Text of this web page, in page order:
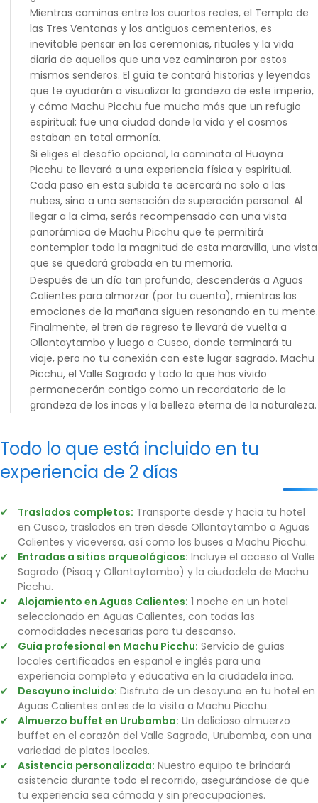
Mientras caminas entre los cuartos reales, el Templo de
las Tres Ventanas y los antiguos cementerios, es
inevitable pensar en las ceremonias, rituales y la vida
diaria de aquellos que una vez caminaron por estos
mismos senderos. El guía te contará historias y leyendas
que te ayudarán a visualizar la grandeza de este imperio,
y cómo Machu Picchu fue mucho más que un refugio
espiritual; fue una ciudad donde la vida y el cosmos
estaban en total armonía.
Si eliges el desafío opcional, la caminata al Huayna
Picchu te llevará a una experiencia física y espiritual.
Cada paso en esta subida te acercará no solo a las
nubes, sino a una sensación de superación personal. Al
llegar a la cima, serás recompensado con una vista
panorámica de Machu Picchu que te permitirá
contemplar toda la magnitud de esta maravilla, una vista
que se quedará grabada en tu memoria.
Después de un día tan profundo, descenderás a Aguas
Calientes para almorzar (por tu cuenta), mientras las
emociones de la mañana siguen resonando en tu mente.
Finalmente, el tren de regreso te llevará de vuelta a
Ollantaytambo y luego a Cusco, donde terminará tu
viaje, pero no tu conexión con este lugar sagrado. Machu
Picchu, el Valle Sagrado y todo lo que has vivido
permanecerán contigo como un recordatorio de la
grandeza de los incas y la belleza eterna de la naturaleza.
Todo lo que está incluido en tu
experiencia de 2 días
Traslados completos: Transporte desde y hacia tu hotel
en Cusco, traslados en tren desde Ollantaytambo a Aguas
Calientes y viceversa, así como los buses a Machu Picchu.
Entradas a sitios arqueológicos: Incluye el acceso al Valle
Sagrado (Pisaq y Ollantaytambo) y la ciudadela de Machu
Picchu.
Alojamiento en Aguas Calientes: 1 noche en un hotel
seleccionado en Aguas Calientes, con todas las
comodidades necesarias para tu descanso.
Guía profesional en Machu Picchu: Servicio de guías
locales certificados en español e inglés para una
experiencia completa y educativa en la ciudadela inca.
Desayuno incluido: Disfruta de un desayuno en tu hotel en
Aguas Calientes antes de la visita a Machu Picchu.
Almuerzo buffet en Urubamba: Un delicioso almuerzo
buffet en el corazón del Valle Sagrado, Urubamba, con una
variedad de platos locales.
Asistencia personalizada: Nuestro equipo te brindará
asistencia durante todo el recorrido, asegurándose de que
tu experiencia sea cómoda y sin preocupaciones.